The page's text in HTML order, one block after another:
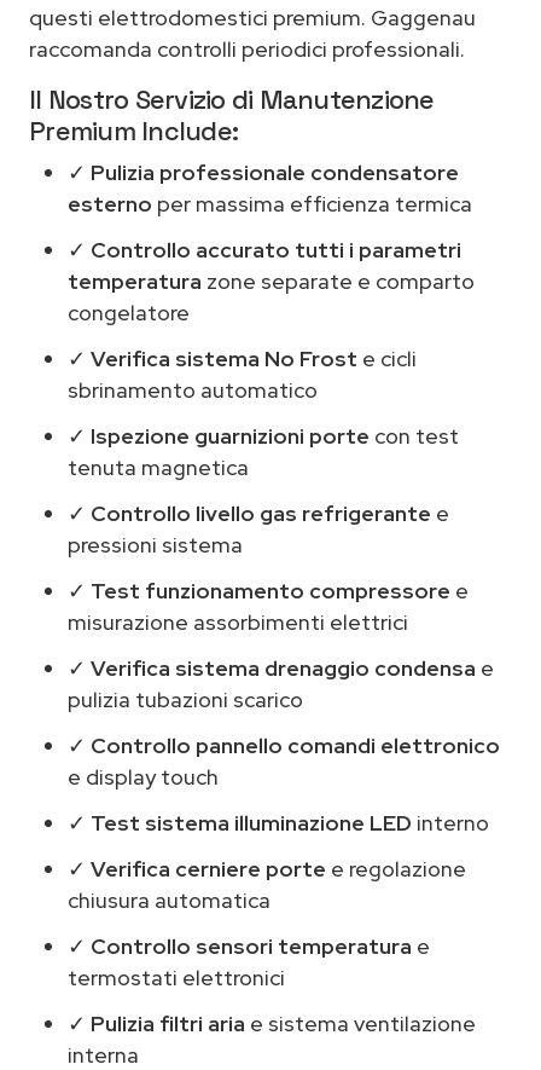
questi elettrodomestici premium. Gaggenau
raccomanda controlli periodici professionali.
Il Nostro Servizio di Manutenzione
Premium Include:
✓ Pulizia professionale condensatore
esterno per massima efficienza termica
✓ Controllo accurato tutti i parametri
temperatura zone separate e comparto
congelatore
✓ Verifica sistema No Frost e cicli
sbrinamento automatico
✓ Ispezione guarnizioni porte con test
tenuta magnetica
✓ Controllo livello gas refrigerante e
pressioni sistema
✓ Test funzionamento compressore e
misurazione assorbimenti elettrici
✓ Verifica sistema drenaggio condensa e
pulizia tubazioni scarico
✓ Controllo pannello comandi elettronico
e display touch
✓ Test sistema illuminazione LED interno
✓ Verifica cerniere porte e regolazione
chiusura automatica
✓ Controllo sensori temperatura e
termostati elettronici
✓ Pulizia filtri aria e sistema ventilazione
interna